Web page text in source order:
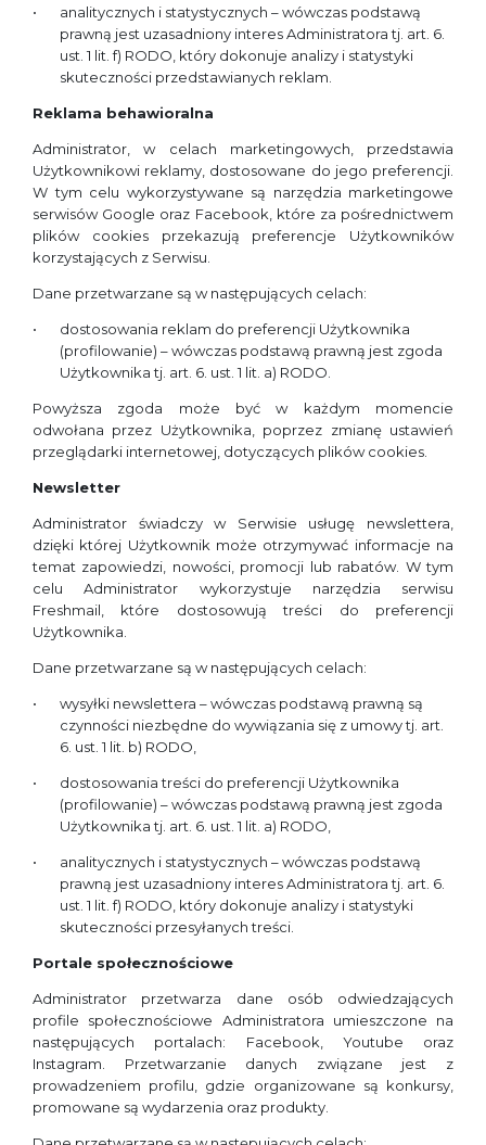
analitycznych i statystycznych – wówczas podstawą
prawną jest uzasadniony interes Administratora tj. art. 6.
ust. 1 lit. f) RODO, który dokonuje analizy i statystyki
skuteczności przedstawianych reklam.
Reklama behawioralna
Administrator, w celach marketingowych, przedstawia
Użytkownikowi reklamy, dostosowane do jego preferencji.
W tym celu wykorzystywane są narzędzia marketingowe
serwisów Google oraz Facebook, które za pośrednictwem
plików cookies przekazują preferencje Użytkowników
korzystających z Serwisu.
Dane przetwarzane są w następujących celach:
dostosowania reklam do preferencji Użytkownika
(profilowanie) – wówczas podstawą prawną jest zgoda
Użytkownika tj. art. 6. ust. 1 lit. a) RODO.
Powyższa zgoda może być w każdym momencie
odwołana przez Użytkownika, poprzez zmianę ustawień
przeglądarki internetowej, dotyczących plików cookies.
Newsletter
Administrator świadczy w Serwisie usługę newslettera,
dzięki której Użytkownik może otrzymywać informacje na
temat zapowiedzi, nowości, promocji lub rabatów. W tym
celu Administrator wykorzystuje narzędzia serwisu
Freshmail, które dostosowują treści do preferencji
Użytkownika.
Dane przetwarzane są w następujących celach:
wysyłki newslettera – wówczas podstawą prawną są
czynności niezbędne do wywiązania się z umowy tj. art.
6. ust. 1 lit. b) RODO,
dostosowania treści do preferencji Użytkownika
(profilowanie) – wówczas podstawą prawną jest zgoda
Użytkownika tj. art. 6. ust. 1 lit. a) RODO,
analitycznych i statystycznych – wówczas podstawą
prawną jest uzasadniony interes Administratora tj. art. 6.
ust. 1 lit. f) RODO, który dokonuje analizy i statystyki
skuteczności przesyłanych treści.
Portale społecznościowe
Administrator przetwarza dane osób odwiedzających
profile społecznościowe Administratora umieszczone na
następujących portalach: Facebook, Youtube oraz
Instagram. Przetwarzanie danych związane jest z
prowadzeniem profilu, gdzie organizowane są konkursy,
promowane są wydarzenia oraz produkty.